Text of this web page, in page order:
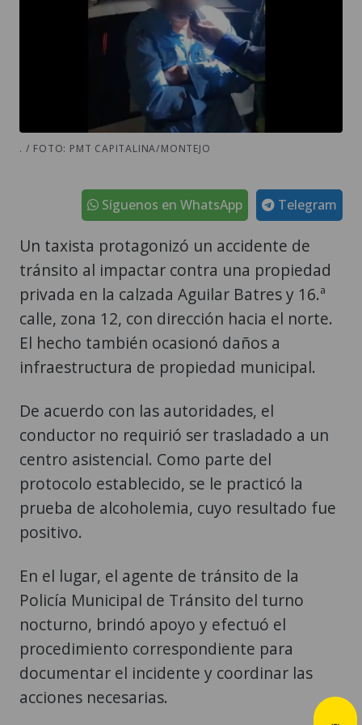
. / FOTO: PMT CAPITALINA/MONTEJO
Telegram
Síguenos en WhatsApp
Un taxista protagonizó un accidente de
tránsito al impactar contra una propiedad
privada en la calzada Aguilar Batres y 16.ª
calle, zona 12, con dirección hacia el norte.
El hecho también ocasionó daños a
infraestructura de propiedad municipal.
De acuerdo con las autoridades, el
conductor no requirió ser trasladado a un
centro asistencial. Como parte del
protocolo establecido, se le practicó la
prueba de alcoholemia, cuyo resultado fue
positivo.
En el lugar, el agente de tránsito de la
Policía Municipal de Tránsito del turno
nocturno, brindó apoyo y efectuó el
procedimiento correspondiente para
documentar el incidente y coordinar las
acciones necesarias.